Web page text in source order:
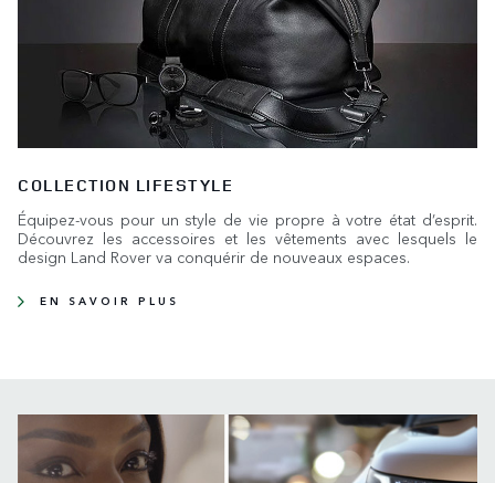
COLLECTION LIFESTYLE
Équipez-vous pour un style de vie propre à votre état d’esprit.
Découvrez les accessoires et les vêtements avec lesquels le
design Land Rover va conquérir de nouveaux espaces.
EN SAVOIR PLUS